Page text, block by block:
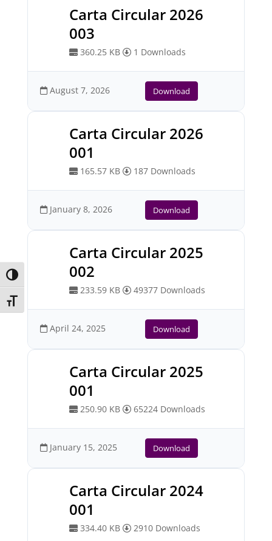
Toggle High Contrast
Toggle Font size
Carta Circular 2026
003
360.25 KB 1 Downloads
August 7, 2026 Download
Carta Circular 2026
001
165.57 KB 187 Downloads
January 8, 2026 Download
Carta Circular 2025
002
233.59 KB 49377 Downloads
April 24, 2025 Download
Carta Circular 2025
001
250.90 KB 65224 Downloads
January 15, 2025 Download
Carta Circular 2024
001
334.40 KB 2910 Downloads